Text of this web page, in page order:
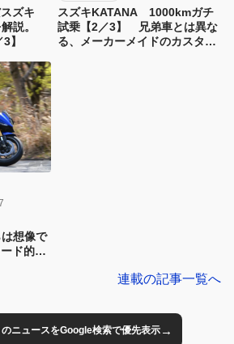
ズキ
説。
3】
スズキKATANA 1000kmガチ
試乗【2／3】 兄弟車とは異な
る、メーカーメイドのカスタム
想像で
ド的な
連載の記事一覧へ
ニュースをGoogle検索で優先表示→